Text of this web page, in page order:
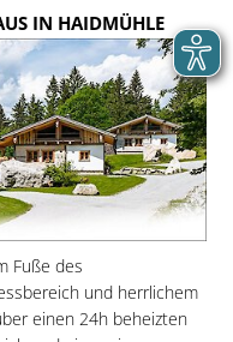
IN HAIDMÜHLE
Fuße des
und herrlichem
einen 24h beheizten